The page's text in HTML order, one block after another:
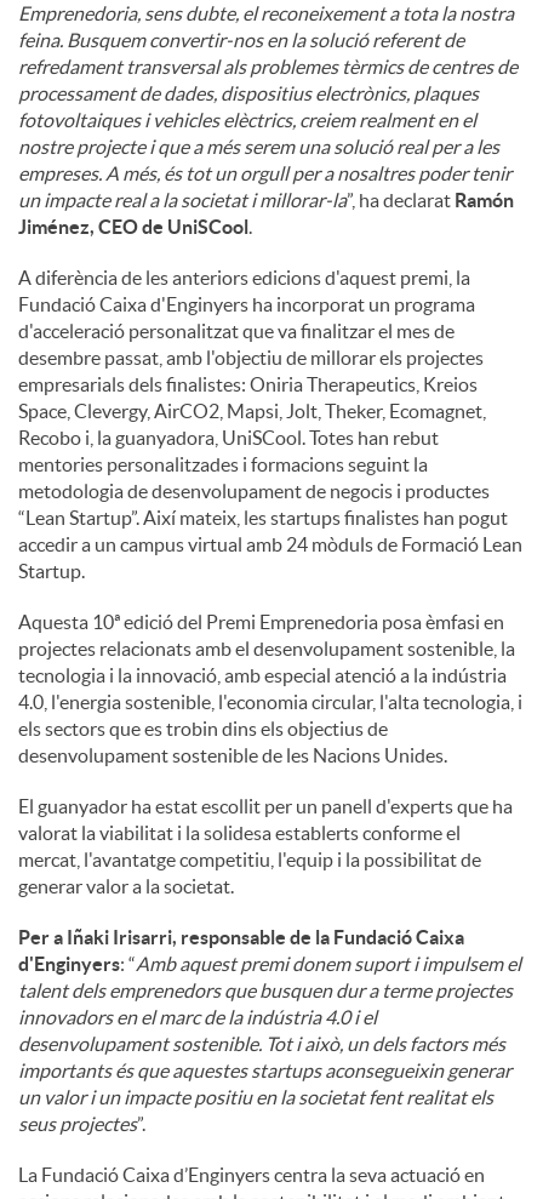
Emprenedoria, sens dubte, el reconeixement a tota la nostra
feina. Busquem convertir-nos en la solució referent de
refredament transversal als problemes tèrmics de centres de
processament de dades, dispositius electrònics, plaques
fotovoltaiques i vehicles elèctrics, creiem realment en el
nostre projecte i que a més serem una solució real per a les
empreses. A més, és tot un orgull per a nosaltres poder tenir
un impacte real a la societat i millorar-la”, ha declarat Ramón
Jiménez, CEO de UniSCool .
A diferència de les anteriors edicions d'aquest premi, la
Fundació Caixa d'Enginyers ha incorporat un programa
d'acceleració personalitzat que va finalitzar el mes de
desembre passat, amb l'objectiu de millorar els projectes
empresarials dels finalistes: Oniria Therapeutics, Kreios
Space, Clevergy, AirCO2, Mapsi, Jolt, Theker, Ecomagnet,
Recobo i, la guanyadora, UniSCool. Totes han rebut
mentories personalitzades i formacions seguint la
metodologia de desenvolupament de negocis i productes
“Lean Startup”. Així mateix, les startups finalistes han pogut
accedir a un campus virtual amb 24 mòduls de Formació Lean
Startup.
Aquesta 10ª edició del Premi Emprenedoria posa èmfasi en
projectes relacionats amb el desenvolupament sostenible, la
tecnologia i la innovació, amb especial atenció a la indústria
4.0, l'energia sostenible, l'economia circular, l'alta tecnologia, i
els sectors que es trobin dins els objectius de
desenvolupament sostenible de les Nacions Unides.
El guanyador ha estat escollit per un panell d'experts que ha
valorat la viabilitat i la solidesa establerts conforme el
mercat, l'avantatge competitiu, l'equip i la possibilitat de
generar valor a la societat.
Per a Iñaki Irisarri, responsable de la Fundació Caixa
d'Enginyers: “Amb aquest premi donem suport i impulsem el
talent dels emprenedors que busquen dur a terme projectes
innovadors en el marc de la indústria 4.0 i el
desenvolupament sostenible. Tot i això, un dels factors més
importants és que aquestes startups aconsegueixin generar
un valor i un impacte positiu en la societat fent realitat els
seus projectes”.
La Fundació Caixa d’Enginyers centra la seva actuació en